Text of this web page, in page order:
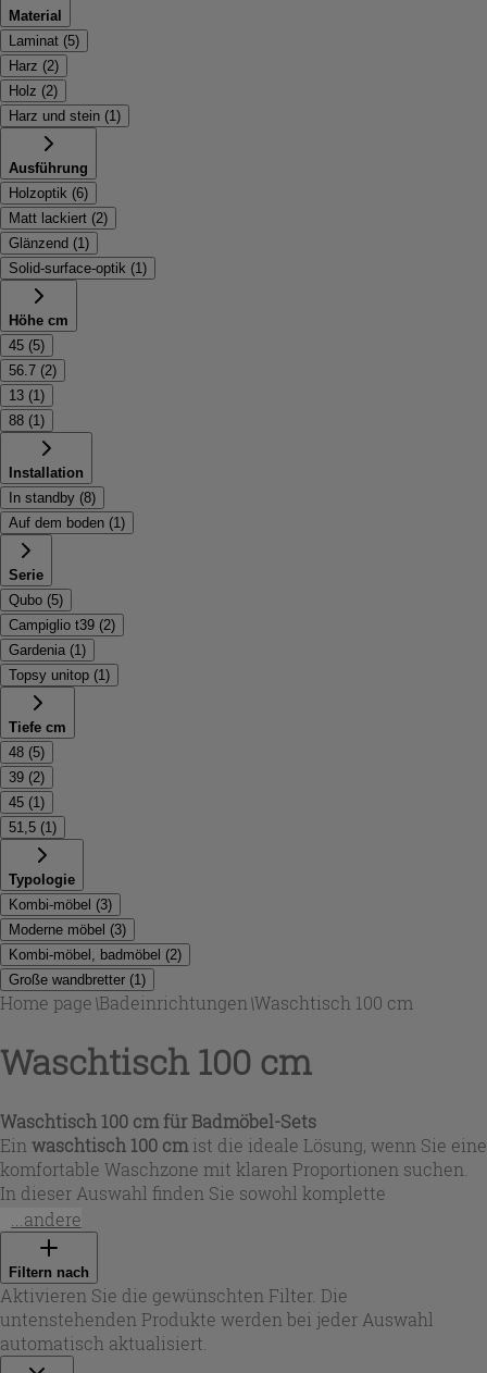
Material
Laminat (5)
Harz (2)
Holz (2)
Harz und stein (1)
Ausführung
Holzoptik (6)
Matt lackiert (2)
Glänzend (1)
Solid-surface-optik (1)
Höhe cm
45 (5)
56.7 (2)
13 (1)
88 (1)
Installation
In standby (8)
Auf dem boden (1)
Serie
Qubo (5)
Campiglio t39 (2)
Gardenia (1)
Topsy unitop (1)
Tiefe cm
48 (5)
39 (2)
45 (1)
51,5 (1)
Typologie
Kombi-möbel (3)
Moderne möbel (3)
Kombi-möbel, badmöbel (2)
Große wandbretter (1)
Home page\Badeinrichtungen \Waschtisch 100 cm
Waschtisch 100 cm
Waschtisch 100 cm für Badmöbel-Sets
Ein waschtisch 100 cm ist die ideale Lösung, wenn Sie eine
komfortable Waschzone mit klaren Proportionen suchen.
In dieser Auswahl finden Sie sowohl komplette
Möbelkombinationen als auch Konsolenlösungen:
wandhängende Unterschränke mit 1 oder 2 Schubladen
(Soft-Close) für ein aufgeräumtes Bad, sowie Standmöbel
mit mehreren Schubladen für mehr Stauraum. Viele
Modelle setzen auf pflegeleichte Oberflächen in Holzoptik
oder Lack-Optiken – von Weiß über Grau bis hin zu
Hellblau – und verbinden Funktionalität mit modernem
...andere
Filtern nach
Aktivieren Sie die gewünschten Filter. Die
untenstehenden Produkte werden bei jeder Auswahl
automatisch aktualisiert.